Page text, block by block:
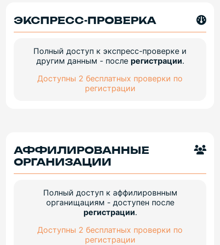
ЭКСПРЕСС-ПРОВЕРКА
Полный доступ к экспресс-проверке и
другим данным - после регистрации.
Доступны 2 бесплатных проверки по
регистрации
АФФИЛИРОВАННЫЕ
ОРГАНИЗАЦИИ
Полный доступ к аффилировнным
органищациям - доступен после
регистрации.
Доступны 2 бесплатных проверки по
регистрации